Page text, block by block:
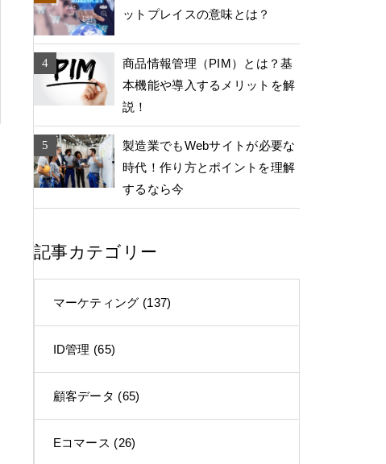
ットプレイスの意味とは？
商品情報管理（PIM）とは？基
本機能や導入するメリットを解
説！
製造業でもWebサイトが必要な
時代！作り方とポイントを理解
するなら今
記事カテゴリー
マーケティング (137)
ID管理 (65)
顧客データ (65)
Eコマース (26)